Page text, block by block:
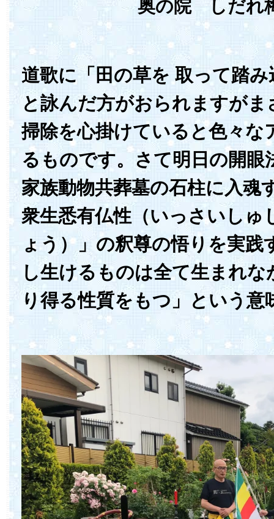
奥の院 しだれ
道歌に「田の草を 取って踏
と詠んだ方がおられますが
掃除を心掛けていると色々な
るものです。さて明日の開眼
家族動物共葬墓の石柱に入魂
衆生悉有仏性（いっさいしゅ
ょう）」の釈尊の悟りを実践
し生けるものは全て生まれ
り得る性質をもつ」という意